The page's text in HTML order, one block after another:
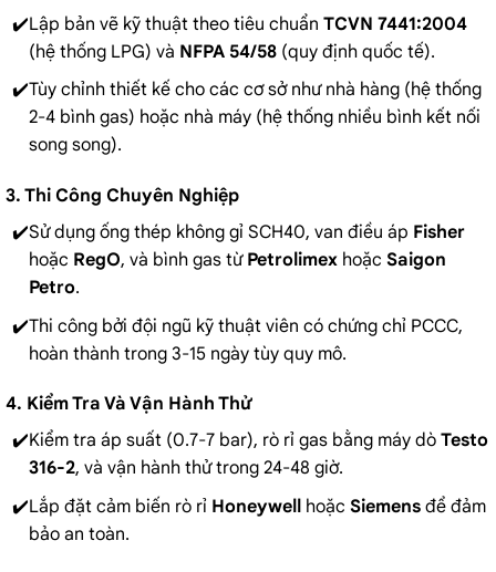
Lập bản vẽ kỹ thuật theo tiêu chuẩn TCVN 7441:2004
(hệ thống LPG) và NFPA 54/58(quy định quốc tế).
Tùy chỉnh thiết kế cho các cơ sở như nhà hàng (hệ thống
2-4 bình gas) hoặc nhà máy (hệ thống nhiều bình kết nối
song song).
3. Thi Công Chuyên Nghiệp
Sử dụng ống thép không gỉ SCH40, van điều áp Fisher
hoặc RegO, và bình gas từ Petrolimexhoặc Saigon
Petro.
Thi công bởi đội ngũ kỹ thuật viên có chứng chỉ PCCC,
hoàn thành trong 3-15 ngày tùy quy mô.
4. Kiểm Tra Và Vận Hành Thử
Kiểm tra áp suất (0.7-7 bar), rò rỉ gas bằng máy dò Testo
316-2, và vận hành thử trong 24-48 giờ.
Lắp đặt cảm biến rò rỉ Honeywellhoặc Siemensđể đảm
bảo an toàn.